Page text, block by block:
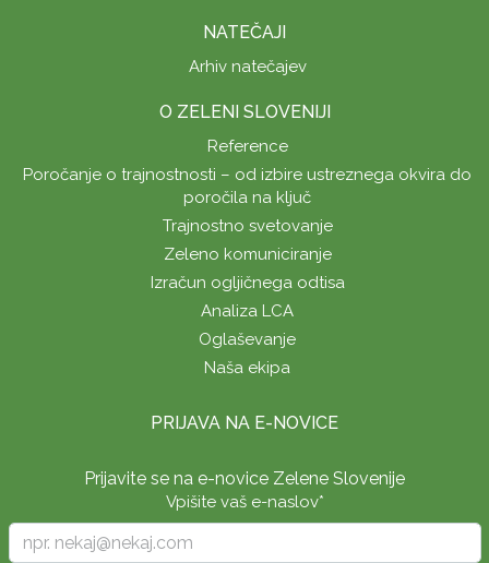
NATEČAJI
Arhiv natečajev
O ZELENI SLOVENIJI
Reference
Poročanje o trajnostnosti – od izbire ustreznega okvira do
poročila na ključ
Trajnostno svetovanje
Zeleno komuniciranje
Izračun ogljičnega odtisa
Analiza LCA
Oglaševanje
Naša ekipa
PRIJAVA NA E-NOVICE
Prijavite se na e-novice Zelene Slovenije
Vpišite vaš e-naslov*